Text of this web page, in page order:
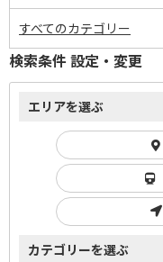
すべてのカテゴリー
検索条件 設定・変更
エリアを選ぶ
カテゴリーを選ぶ